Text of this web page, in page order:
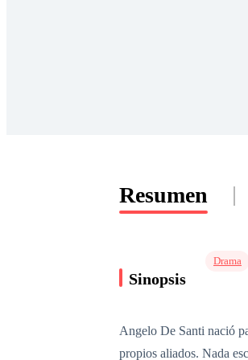
Resumen
Sinopsis
Drama
Angelo De Santi nació
propios aliados. Nada